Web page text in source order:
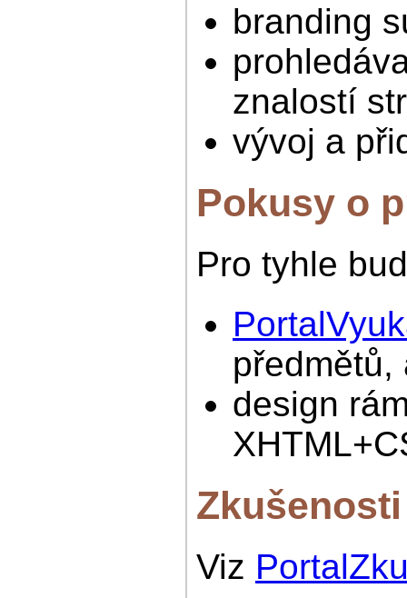
branding
znalostí
vývoj a
Pokusy o
Pro tyhle
design
Viz